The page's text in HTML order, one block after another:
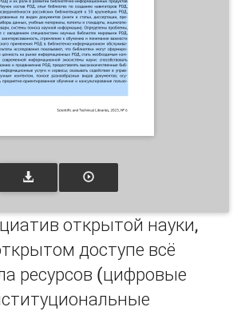
открытой науки,
доступе всё
ресурсов (цифровые